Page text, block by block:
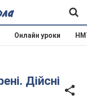
Онлайн уроки